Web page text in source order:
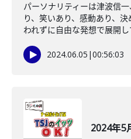
パーソナリティーは津波信
り、笑いあり、感動あり、
われずに自由な発想で展開し
2024.06.05 |00:56:03
2024年